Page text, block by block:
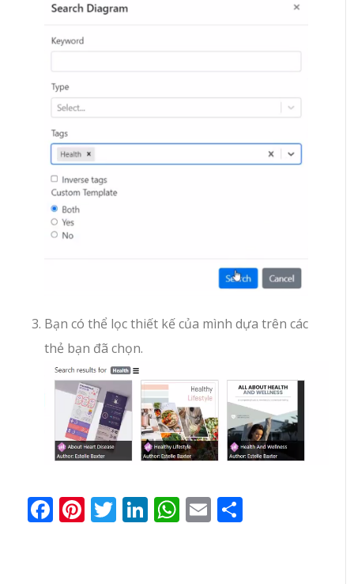
Bạn có thể lọc thiết kế của mình dựa trên các
thẻ bạn đã chọn.
Facebook
Pinterest
Twitter
LinkedIn
WhatsApp
Email